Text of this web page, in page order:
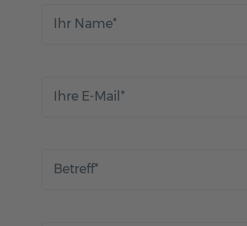
Ihr Name*
Ihre E-Mail *
Betreff*